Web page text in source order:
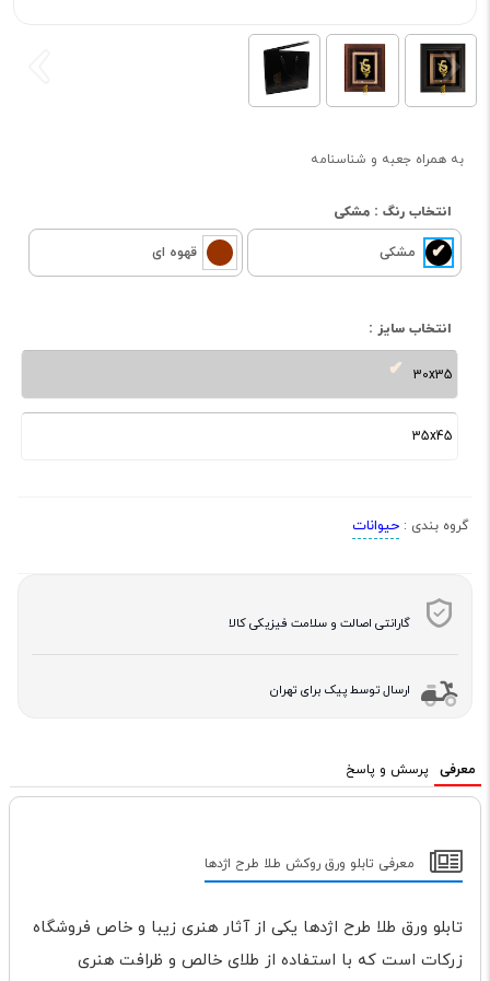
به همراه جعبه و شناسنامه
انتخاب رنگ : مشکی
مشکی قهوه ای
انتخاب سایز :
30x35
35x45
گروه بندی : حیوانات
گارانتی اصالت و سلامت فیزیکی کالا
ارسال توسط پیک برای تهران
معرفی پرسش و پاسخ
معرفی تابلو ورق روکش طلا طرح اژدها
تابلو ورق طلا طرح اژدها یکی از آثار هنری زیبا و خاص فروشگاه
زرکات است که با استفاده از طلای خالص و ظرافت هنری